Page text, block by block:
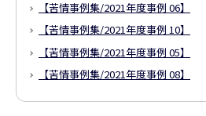
【苦情事例集/2021年度事例 06】
【苦情事例集/2021年度事例 10】
【苦情事例集/2021年度事例 05】
【苦情事例集/2021年度事例 08】